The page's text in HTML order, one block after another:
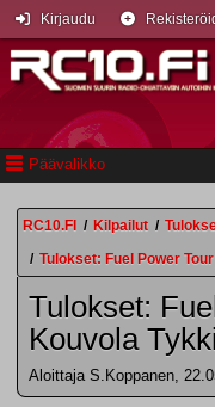
Päävalikko
Kirjaudu
RC10.FI / Kilpailut /
/ Tulokset: Fuel Power
Tulokset:
Kouvola
Aloittaja S.Koppanen,